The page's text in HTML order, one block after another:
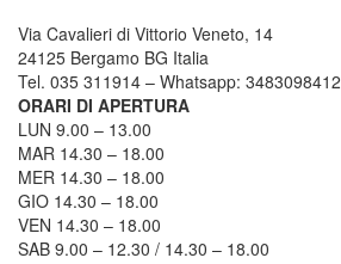
Via Cavalieri di Vittorio Veneto, 14
24125 Bergamo BG Italia
Tel. 035 311914 – Whatsapp: 3483098412
ORARI DI APERTURA
LUN 9.00 – 13.00
MAR 14.30 – 18.00
MER 14.30 – 18.00
GIO 14.30 – 18.00
VEN 14.30 – 18.00
SAB 9.00 – 12.30 / 14.30 – 18.00